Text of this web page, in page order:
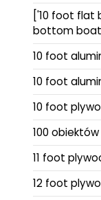
['10 foot flat
bottom boat
10 foot
10 foot
10 foot
100
11 foot
12 foot